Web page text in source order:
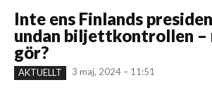
Inte ens Finlands
undan biljettkontrollen –
gör?
AKTUELLT 3 maj, 2024 – 11:51